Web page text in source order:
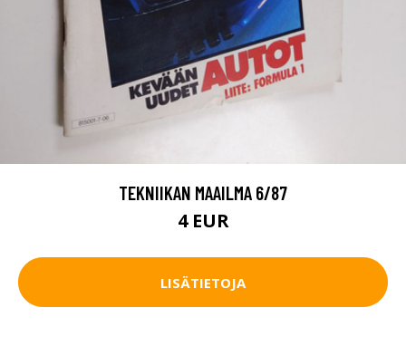
TEKNIIKAN MAAILMA 6/87
4 EUR
LISÄTIETOJA